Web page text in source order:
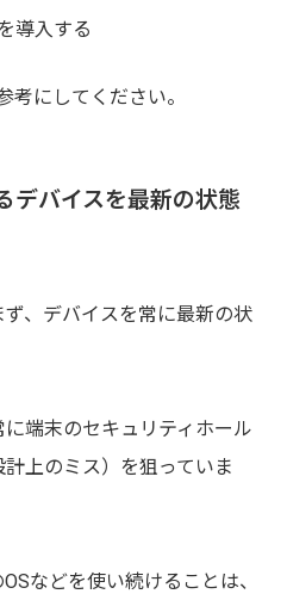
導入する
考にしてください。
デバイスを最新の状態
、デバイスを常に最新の状
端末のセキュリティホール
計上のミス）を狙っていま
などを使い続けることは、